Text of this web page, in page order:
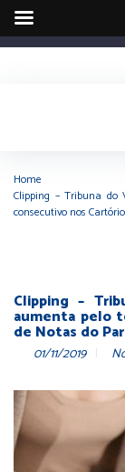
Home
Clipping – Tribuna do
consecutivo nos
Clipping –
aumenta pelo
de Notas do
01/11/2019